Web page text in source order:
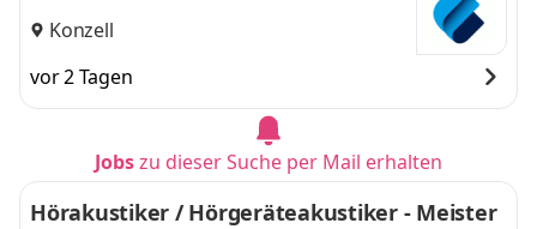
Konzell
vor 2 Tagen
Jobszu dieser Suche per Mail erhalten
Hörakustiker / Hörgeräteakustiker - Meister